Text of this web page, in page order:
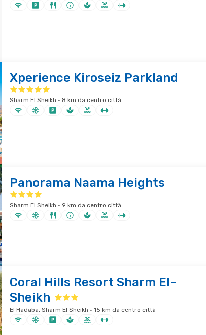
Xperience Kiroseiz Parkland
Sharm El Sheikh · 8 km da centro città
Panorama Naama Heights
Sharm El Sheikh · 9 km da centro città
Coral Hills Resort Sharm El-
Sheikh
El Hadaba, Sharm El Sheikh · 15 km da centro città